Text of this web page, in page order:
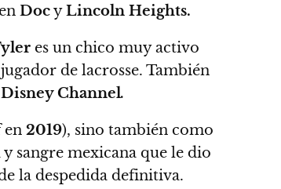
DocyLincoln Heights.
es un chico muy activo
de lacrosse. También
Disney Channel.
en 2019), sino también como
sangre mexicana que le dio
la despedida definitiva.